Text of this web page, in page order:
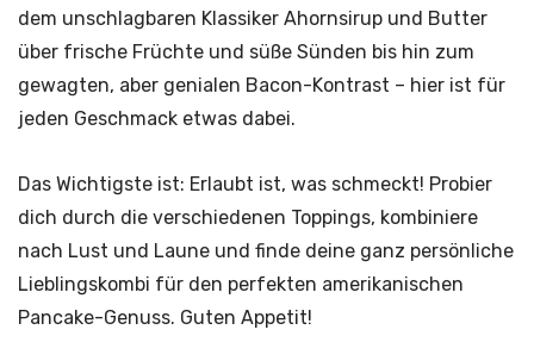
dem unschlagbaren Klassiker Ahornsirup und Butter
über frische Früchte und süße Sünden bis hin zum
gewagten, aber genialen Bacon-Kontrast – hier ist für
jeden Geschmack etwas dabei.
Das Wichtigste ist: Erlaubt ist, was schmeckt! Probier
dich durch die verschiedenen Toppings, kombiniere
nach Lust und Laune und finde deine ganz persönliche
Lieblingskombi für den perfekten amerikanischen
Pancake-Genuss. Guten Appetit!